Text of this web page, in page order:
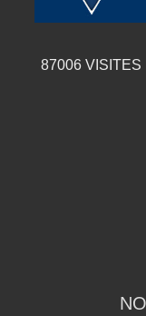
87006VISITES